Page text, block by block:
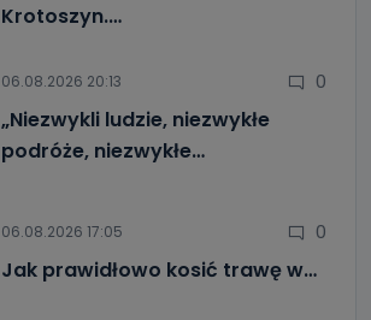
Krotoszyn.…
06.08.2026 20:13 0
„Niezwykli ludzie, niezwykłe
podróże, niezwykłe…
06.08.2026 17:05 0
Jak prawidłowo kosić trawę w…